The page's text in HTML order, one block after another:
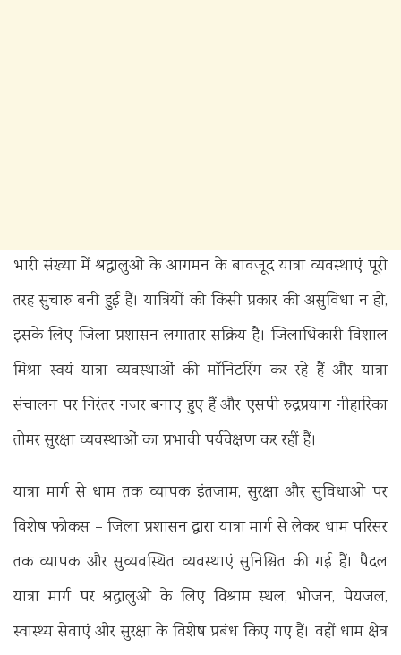
भारी संख्या में श्रद्धालुओं के आगमन के बावजूद यात्रा व्यवस्थाएं पूरी
तरह सुचारु बनी हुई हैं। यात्रियों को किसी प्रकार की असुविधा न हो,
इसके लिए जिला प्रशासन लगातार सक्रिय है। जिलाधिकारी विशाल
मिश्रा स्वयं यात्रा व्यवस्थाओं की मॉनिटरिंग कर रहे हैं और यात्रा
संचालन पर निरंतर नजर बनाए हुए हैं और एसपी रुद्रप्रयाग नीहारिका
तोमर सुरक्षा व्यवस्थाओं का प्रभावी पर्यवेक्षण कर रहीं हैं।
यात्रा मार्ग से धाम तक व्यापक इंतजाम, सुरक्षा और सुविधाओं पर
विशेष फोकस – जिला प्रशासन द्वारा यात्रा मार्ग से लेकर धाम परिसर
तक व्यापक और सुव्यवस्थित व्यवस्थाएं सुनिश्चित की गई हैं। पैदल
यात्रा मार्ग पर श्रद्धालुओं के लिए विश्राम स्थल, भोजन, पेयजल,
स्वास्थ्य सेवाएं और सुरक्षा के विशेष प्रबंध किए गए हैं। वहीं धाम क्षेत्र